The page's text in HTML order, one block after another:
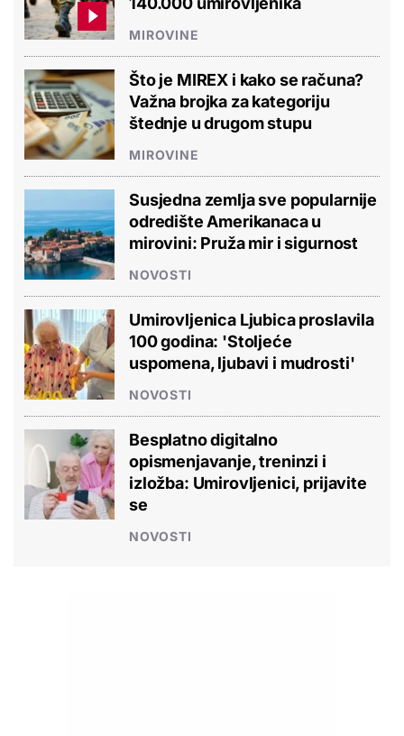
MIROVINE
Što je MIREX i kako se računa?
Važna brojka za kategoriju
štednje u drugom stupu
MIROVINE
Susjedna zemlja sve popularnije
odredište Amerikanaca u
mirovini: Pruža mir i sigurnost
NOVOSTI
Umirovljenica Ljubica proslavila
100 godina: 'Stoljeće
uspomena, ljubavi i mudrosti'
NOVOSTI
Besplatno digitalno
opismenjavanje, treninzi i
izložba: Umirovljenici, prijavite
se
NOVOSTI